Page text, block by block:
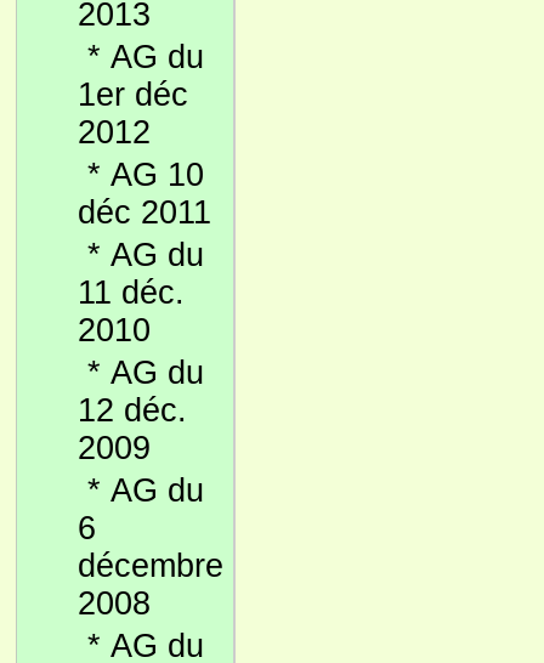
2013
* AG du
1er déc
2012
* AG 10
déc 2011
* AG du
11 déc.
2010
* AG du
12 déc.
2009
* AG du
6
décembre
2008
* AG du